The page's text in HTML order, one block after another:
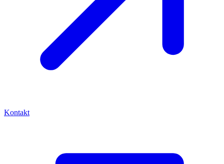
Kontakt